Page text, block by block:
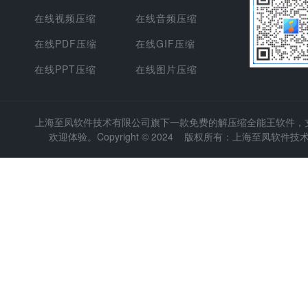
在线视频压缩
在线PDF压缩
在线PPT压缩
在线音频压缩
在线GIF压缩
在线图片压缩
上海至凤软件技术有限公司旗下一款免费的解压缩全能王软件
欢迎体验。Copyright © 2024 版权所有：上海至凤软件技